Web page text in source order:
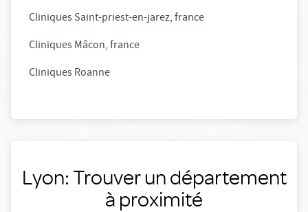
Cliniques Saint-priest-en-jarez, france
Cliniques Mâcon, france
Cliniques Roanne
Lyon: Trouver un département
à proximité